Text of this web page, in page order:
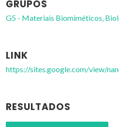
GRUPOS
G5 - Materiais Biomiméticos,
LINK
https://sites.google.com/view/
RESULTADOS